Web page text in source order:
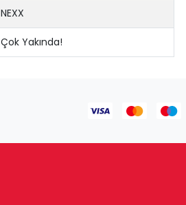
NEXX
Çok Yakında!